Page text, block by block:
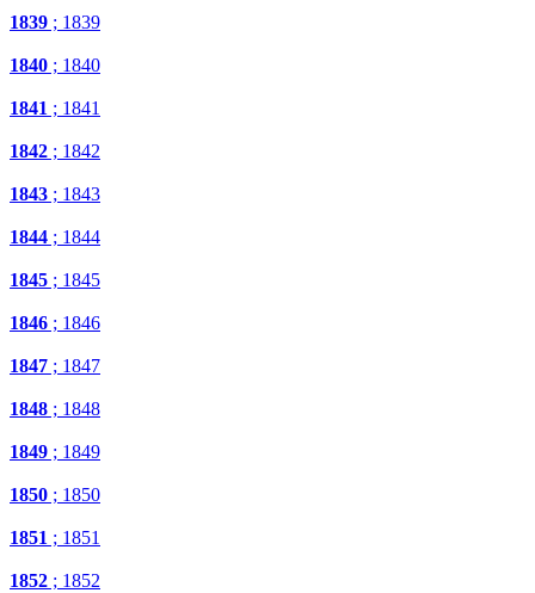
1839 ; 1839
1840 ; 1840
1841 ; 1841
1842 ; 1842
1843 ; 1843
1844 ; 1844
1845 ; 1845
1846 ; 1846
1847 ; 1847
1848 ; 1848
1849 ; 1849
1850 ; 1850
1851 ; 1851
1852 ; 1852